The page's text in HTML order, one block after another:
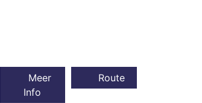
Meer
Info
Route